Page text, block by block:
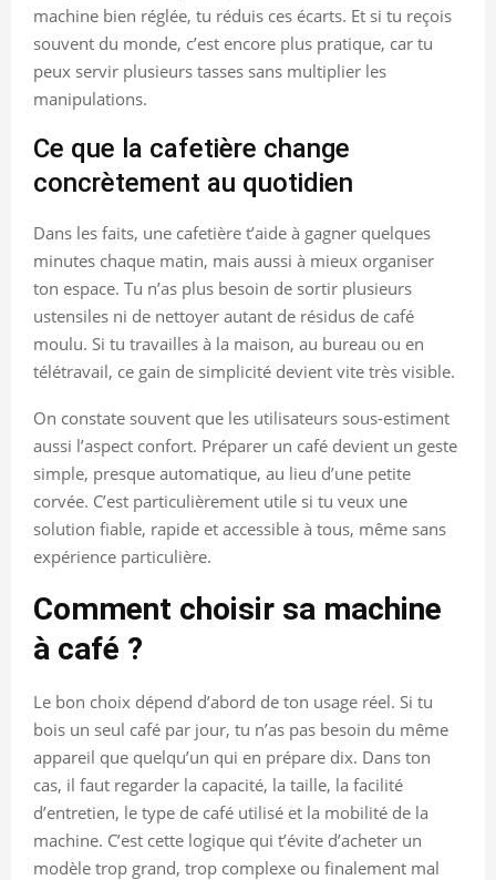
machine bien réglée, tu réduis ces écarts. Et si tu reçois
souvent du monde, c’est encore plus pratique, car tu
peux servir plusieurs tasses sans multiplier les
manipulations.
Ce que la cafetière change
concrètement au quotidien
Dans les faits, une cafetière t’aide à gagner quelques
minutes chaque matin, mais aussi à mieux organiser
ton espace. Tu n’as plus besoin de sortir plusieurs
ustensiles ni de nettoyer autant de résidus de café
moulu. Si tu travailles à la maison, au bureau ou en
télétravail, ce gain de simplicité devient vite très visible.
On constate souvent que les utilisateurs sous-estiment
aussi l’aspect confort. Préparer un café devient un geste
simple, presque automatique, au lieu d’une petite
corvée. C’est particulièrement utile si tu veux une
solution fiable, rapide et accessible à tous, même sans
expérience particulière.
Comment choisir sa machine
à café ?
Le bon choix dépend d’abord de ton usage réel. Si tu
bois un seul café par jour, tu n’as pas besoin du même
appareil que quelqu’un qui en prépare dix. Dans ton
cas, il faut regarder la capacité, la taille, la facilité
d’entretien, le type de café utilisé et la mobilité de la
machine. C’est cette logique qui t’évite d’acheter un
modèle trop grand, trop complexe ou finalement mal